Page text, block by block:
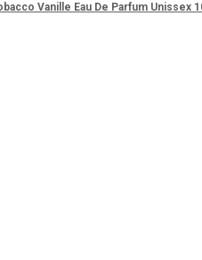
Vanille Eau De Parfum Unissex